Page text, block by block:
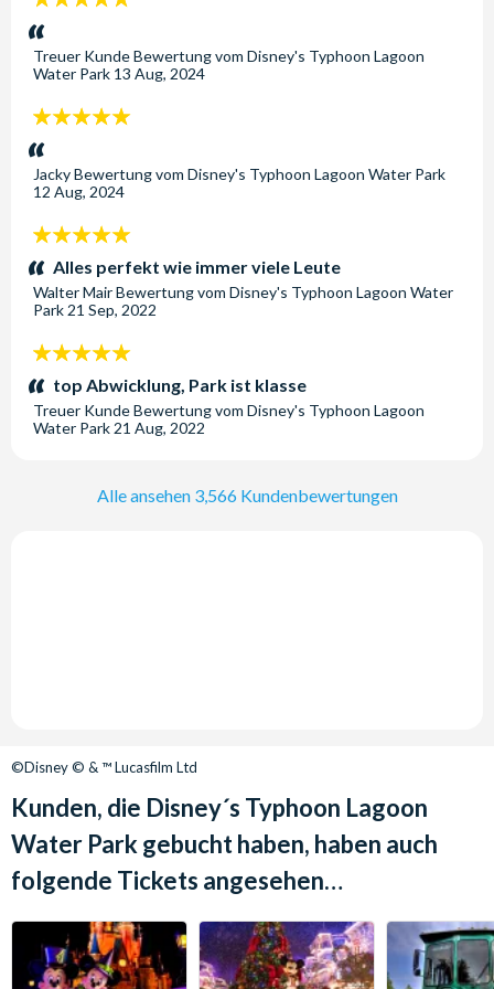
Tiefe. Ein Mitarbeiter kann Ihnen die jeweilige
Tiefe mitteilen, wenn Sie unsicher sind.
Gibt es im Typhoon Lagoon Salzwasser-Pools?
jedoch mittlerweile geschlossen.
Kann ich im Typhoon Lagoon Surf-Unterricht
nehmen?
Ja, im Surfing Program können Sie lernen, wie ein Profi
zu surfen. An ausgewählten Tagen können Sie vor der
Parköffnung eine Unterrichtsstunde nehmen, um
entweder das Surfen zu lernen oder Ihre aktuellen
Fähigkeiten zu verbessern. Dies muss direkt bei Disney
gebucht und bezahlt werden.
Sterne:
Treuer KundeBewertung vom Disney's Typhoon Lagoon
Water Park 13 Aug, 2024
5
Sterne:
JackyBewertung vom Disney's Typhoon Lagoon Water Park
12 Aug, 2024
5
Sterne:
Alles perfekt wie immer viele Leute
Walter MairBewertung vom Disney's Typhoon Lagoon Water
Park 21 Sep, 2022
5
Sterne:
top Abwicklung, Park ist klasse
Treuer KundeBewertung vom Disney's Typhoon Lagoon
Water Park 21 Aug, 2022
Alle ansehen 3,566 Kundenbewertungen
©Disney © & ™ Lucasfilm Ltd
Kunden, die Disney´s Typhoon Lagoon
Water Park gebucht haben, haben auch
folgende Tickets angesehen…